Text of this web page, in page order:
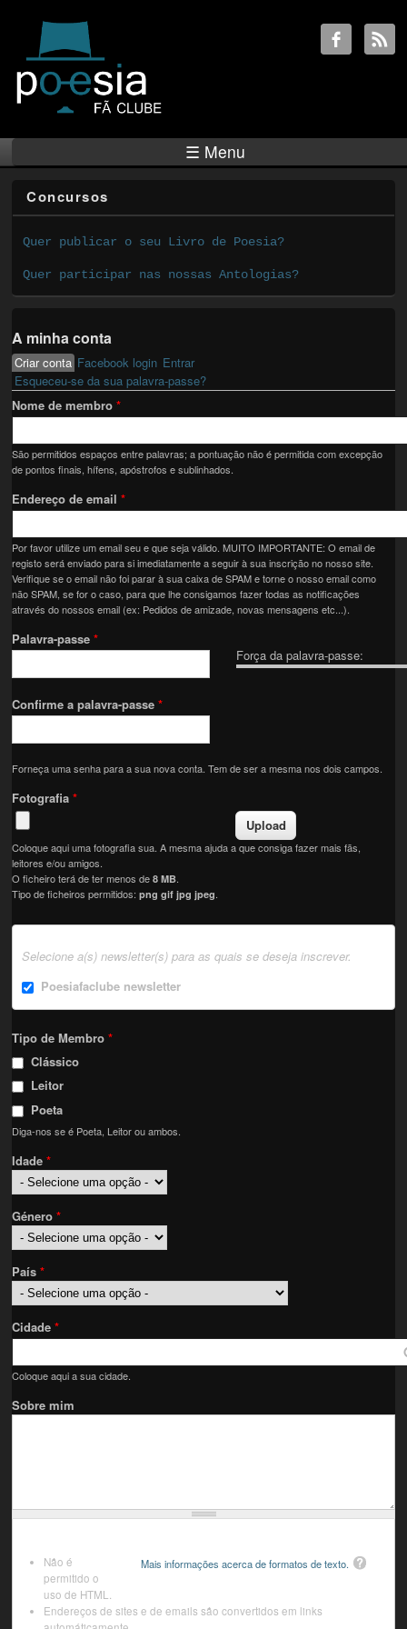
☰ Menu
Concursos
Quer publicar o seu Livro de Poesia?
Quer participar nas nossas Antologias?
A minha conta
Primary tabs
Criar conta (active tab)
Facebook login Entrar
Esqueceu-se da sua palavra-passe?
Nome de membro*
São permitidos espaços entre palavras; a pontuação não é permitida com excepção
de pontos finais, hífens, apóstrofos e sublinhados.
Endereço de email*
Por favor utilize um email seu e que seja válido. MUITO IMPORTANTE: O email de
registo será enviado para si imediatamente a seguir à sua inscrição no nosso site.
Verifique se o email não foi parar à sua caixa de SPAM e torne o nosso email como
não SPAM, se for o caso, para que lhe consigamos fazer todas as notificações
através do nossos email (ex: Pedidos de amizade, novas mensagens etc...).
Força da palavra-passe:
Palavra-passe*
Confirme a palavra-passe*
Forneça uma senha para a sua nova conta. Tem de ser a mesma nos dois campos.
Fotografia*
Coloque aqui uma fotografia sua. A mesma ajuda a que consiga fazer mais fãs,
leitores e/ou amigos.
O ficheiro terá de ter menos de8 MB
Tipo de ficheiros permitidos:png gif jpg jpeg
Selecione a(s) newsletter(s) para as quais se deseja inscrever.
Poesiafaclube newsletter
Tipo de Membro*
Clássico
Leitor
Poeta
Diga-nos se é Poeta, Leitor ou ambos.
Idade*
Género*
País*
Cidade*
Coloque aqui a sua cidade.
Sobre mim
Mais informações acerca de formatos de texto.
Não é
permitido o
uso de HTML.
Endereços de sites e de emails são convertidos em links